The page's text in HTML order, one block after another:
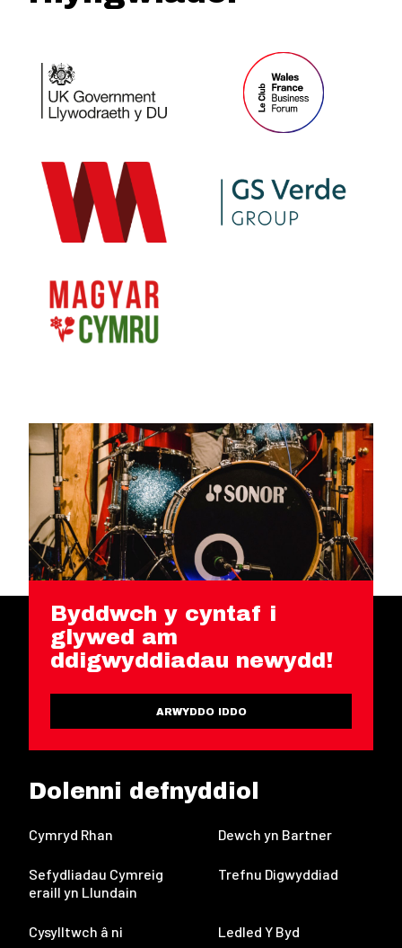
Byddwch y cyntaf i
glywed am
ddigwyddiadau newydd!
ARWYDDO IDDO
Dolenni defnyddiol
Cymryd Rhan Dewch yn Bartner
Sefydliadau Cymreig
eraill yn Llundain
Trefnu Digwyddiad
Cysylltwch â ni Ledled Y Byd